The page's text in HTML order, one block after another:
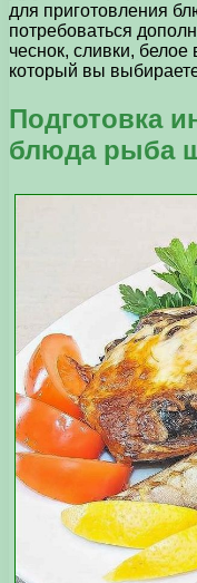
для приготовления
потребоваться
чеснок, сливки, белое
который вы
Подготовка
блюда рыба